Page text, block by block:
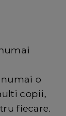
o
copii,
fiecare.